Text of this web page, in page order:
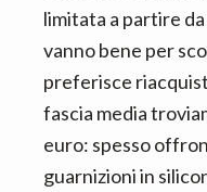
limitata a partire
vanno bene per
preferisce
fascia media
euro: spesso
guarnizioni in